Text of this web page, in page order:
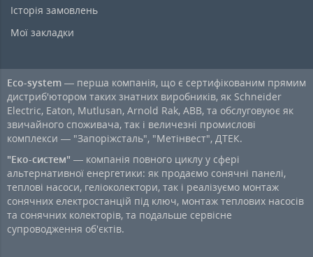
Історія замовлень
Мої закладки
Eco-system — перша компанія, що є сертифікованим прямим
дистриб'ютором таких знатних виробників, як Schneider
Electric, Eaton, Mutlusan, Arnold Rak, ABB, та обслуговуює як
звичайного споживача, так і величезні промислові
комплекси — "Запоріжсталь", "Метінвест", ДТЕК.
"Еко-систем" — компанія повного циклу у сфері
альтернативної енергетики: як продаємо сонячні панелі,
теплові насоси, геліоколектори, так і реалізуємо монтаж
сонячних електростанцій під ключ, монтаж теплових насосів
та сонячних колекторів, та подальше сервісне
супроводження об'єктів.